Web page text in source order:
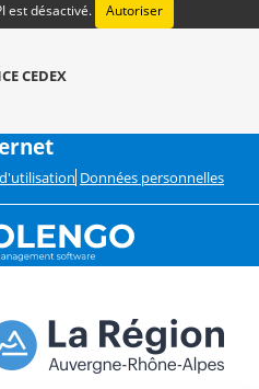
est désactivé. Autoriser
CEDEX
Données personnelles